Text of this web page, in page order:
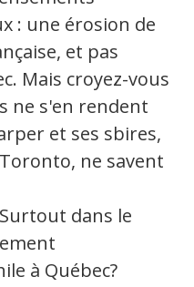
: une érosion de
et pas
Mais croyez-vous
ne s'en rendent
et ses sbires,
ne savent
dans le
à Québec?